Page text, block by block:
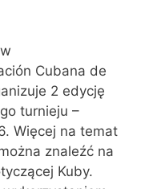
Cubana de
2 edycję
turnieju –
Więcej na temat
znaleźć na
Kuby.